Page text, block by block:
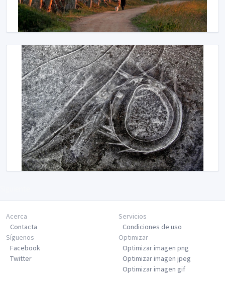
Acerca
Contacta
Servicios
Condiciones de uso
Síguenos
Facebook
Twitter
Optimizar
Optimizar imagen png
Optimizar imagen jpeg
Optimizar imagen gif